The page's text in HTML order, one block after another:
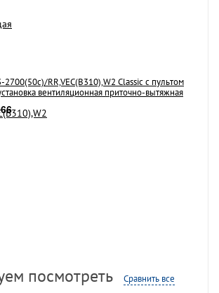
2700(50c)/RR,VEC(B310),W2 Classic с пультом
вентиляционная приточно-вытяжная
посмотреть Сравнить все